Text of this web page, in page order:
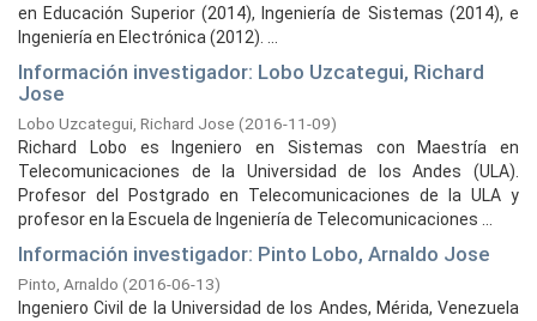
en Educación Superior (2014), Ingeniería de Sistemas (2014), e
Ingeniería en Electrónica (2012). ...
Información investigador: Lobo Uzcategui, Richard
Jose
Lobo Uzcategui, Richard Jose (2016-11-09)
Richard Lobo es Ingeniero en Sistemas con Maestría en
Telecomunicaciones de la Universidad de los Andes (ULA).
Profesor del Postgrado en Telecomunicaciones de la ULA y
profesor en la Escuela de Ingeniería de Telecomunicaciones ...
Información investigador: Pinto Lobo, Arnaldo Jose
Pinto, Arnaldo (2016-06-13)
Ingeniero Civil de la Universidad de los Andes, Mérida, Venezuela